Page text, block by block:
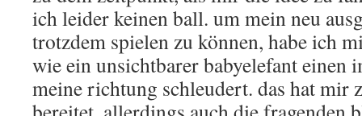
ich leider keinen ball. um mein neu
trotzdem spielen zu können, habe ich
wie ein unsichtbarer babyelefant einen
meine richtung schleudert. das hat mir